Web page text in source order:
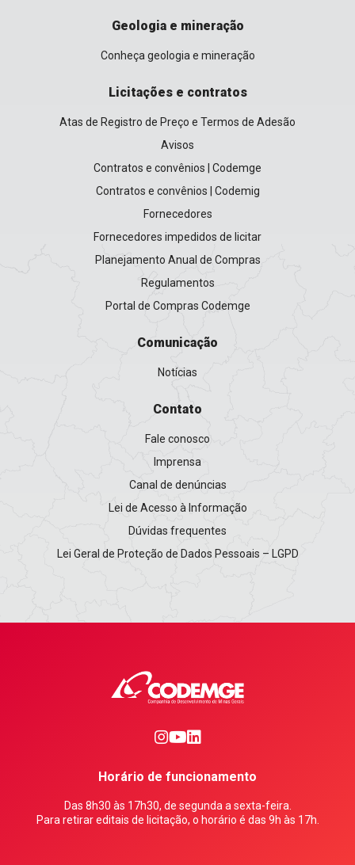
Geologia e mineração
Conheça geologia e mineração
Licitações e contratos
Atas de Registro de Preço e Termos de Adesão
Avisos
Contratos e convênios | Codemge
Contratos e convênios | Codemig
Fornecedores
Fornecedores impedidos de licitar
Planejamento Anual de Compras
Regulamentos
Portal de Compras Codemge
Comunicação
Notícias
Contato
Fale conosco
Imprensa
Canal de denúncias
Lei de Acesso à Informação
Dúvidas frequentes
Lei Geral de Proteção de Dados Pessoais – LGPD
0 1 2
Horário de funcionamento
Das 8h30 às 17h30, de segunda a sexta-feira.
Para retirar editais de licitação, o horário é das 9h às 17h.